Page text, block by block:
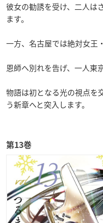
彼女の勧誘を受け、二人は
ます。
一方、名古屋では絶対女王
恩師へ別れを告げ、一人東
物語は初となる光の視点を
う新章へと突入します。
第13巻